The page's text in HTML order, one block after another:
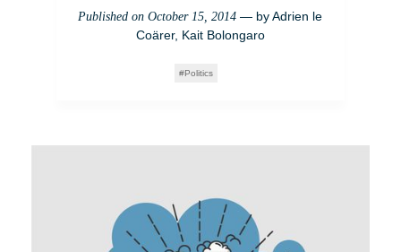
Published onOctober 15, 2014 — byAdrien le
Coärer, Kait Bolongaro
Politics